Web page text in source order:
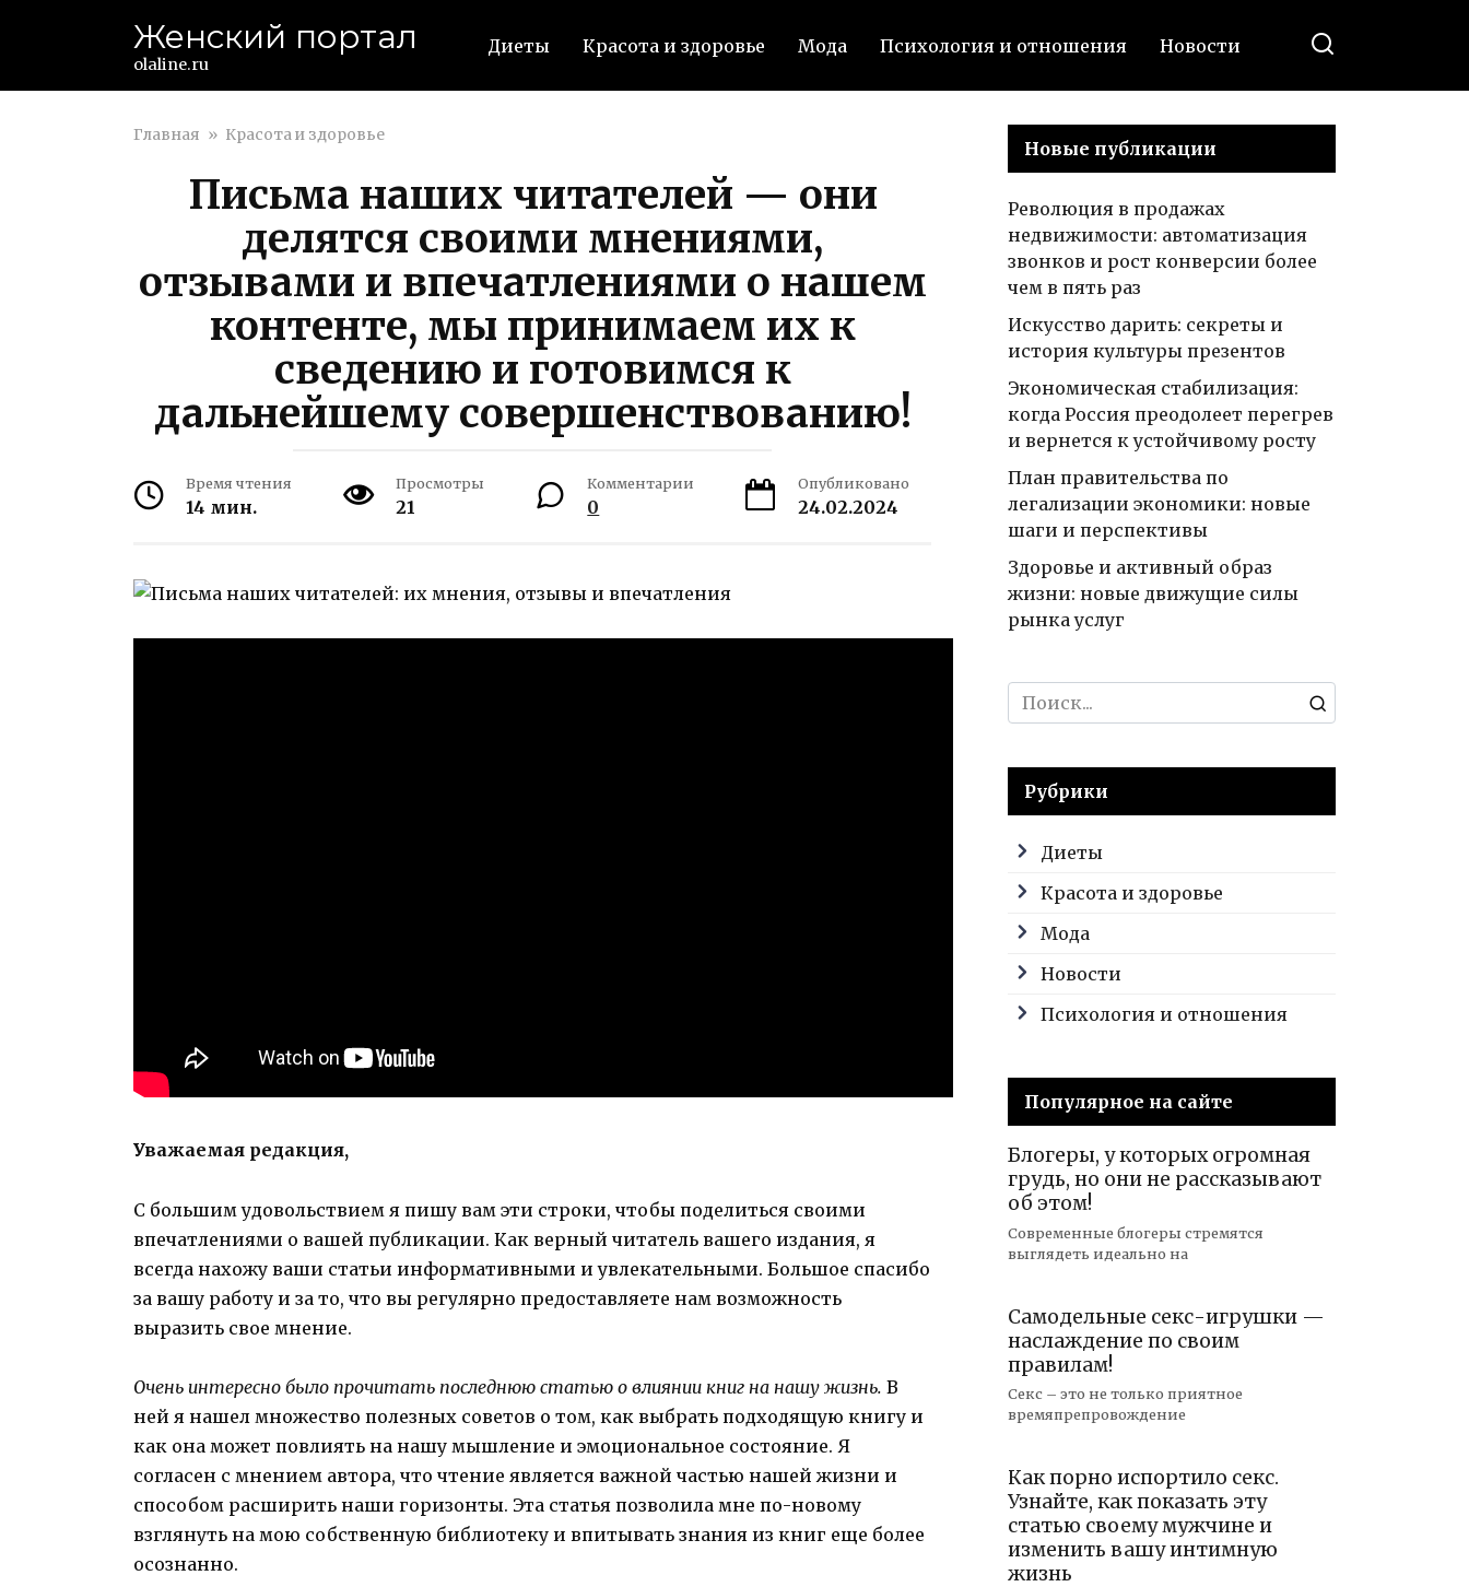
Женский портал
olaline.ru
Диеты Красота и здоровье Мода Психология и отношения Новости
Главная » Красота и здоровье
Письма наших читателей — они
делятся своими мнениями,
отзывами и впечатлениями о нашем
контенте, мы принимаем их к
сведению и готовимся к
дальнейшему совершенствованию!
Время чтения
14 мин.
Просмотры
21
Комментарии
0
Опубликовано
24.02.2024
Уважаемая редакция,
С большим удовольствием я пишу вам эти строки, чтобы поделиться своими
впечатлениями о вашей публикации. Как верный читатель вашего издания, я
всегда нахожу ваши статьи информативными и увлекательными. Большое спасибо
за вашу работу и за то, что вы регулярно предоставляете нам возможность
выразить свое мнение.
Очень интересно было прочитать последнюю статью о влиянии книг на нашу жизнь. В
ней я нашел множество полезных советов о том, как выбрать подходящую книгу и
как она может повлиять на нашу мышление и эмоциональное состояние. Я
согласен с мнением автора, что чтение является важной частью нашей жизни и
способом расширить наши горизонты. Эта статья позволила мне по-новому
взглянуть на мою собственную библиотеку и впитывать знания из книг еще более
осознанно.
Новые публикации
Революция в продажах
недвижимости: автоматизация
звонков и рост конверсии более
чем в пять раз
Искусство дарить: секреты и
история культуры презентов
Экономическая стабилизация:
когда Россия преодолеет перегрев
и вернется к устойчивому росту
План правительства по
легализации экономики: новые
шаги и перспективы
Здоровье и активный образ
жизни: новые движущие силы
рынка услуг
Search
for:
Рубрики
Диеты
Красота и здоровье
Мода
Новости
Психология и отношения
Популярное на сайте
Блогеры, у которых огромная
грудь, но они не рассказывают
об этом!
Современные блогеры стремятся
выглядеть идеально на
Самодельные секс-игрушки —
наслаждение по своим
правилам!
Секс – это не только приятное
времяпрепровождение
Как порно испортило секс.
Узнайте, как показать эту
статью своему мужчине и
изменить вашу интимную
жизнь